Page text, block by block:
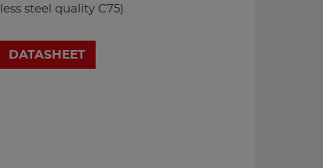
steel quality C75)
DATASHEET